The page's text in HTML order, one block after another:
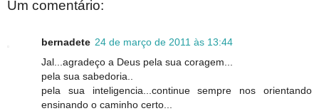
Um comentário:
bernadete 24 de março de 2011 às 13:44
Jal...agradeço a Deus pela sua coragem...
pela sua sabedoria..
pela sua inteligencia...continue sempre nos orientando
ensinando o caminho certo...